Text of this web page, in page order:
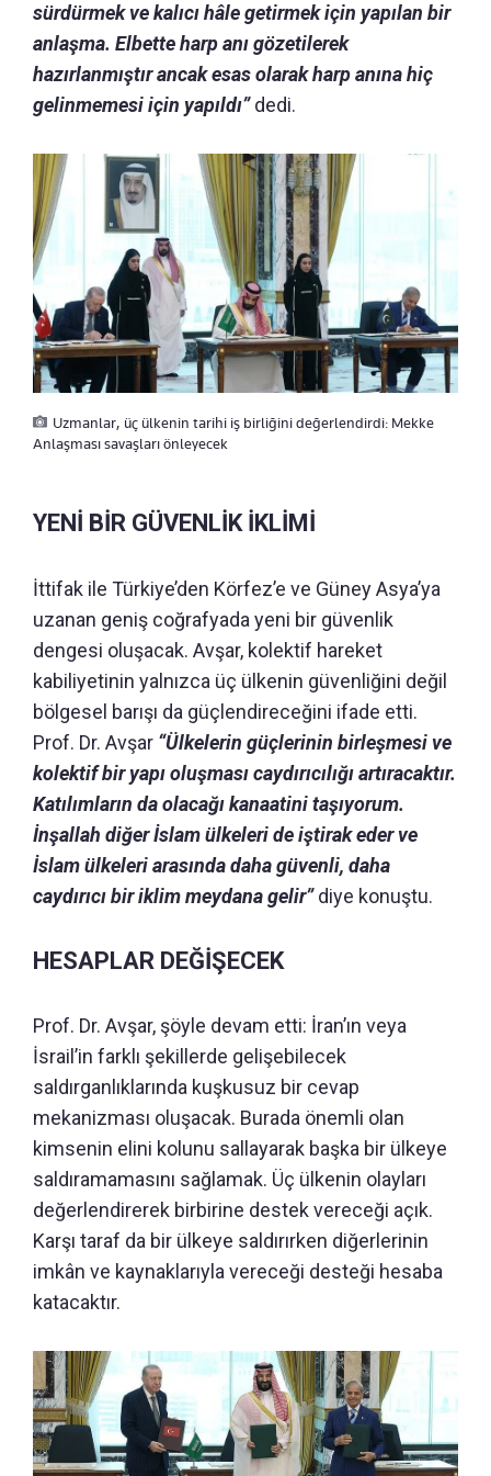
sürdürmek ve kalıcı hâle getirmek için yapılan bir
anlaşma. Elbette harp anı gözetilerek
hazırlanmıştır ancak esas olarak harp anına hiç
gelinmemesi için yapıldı”dedi.
Uzmanlar, üç ülkenin tarihi iş birliğini değerlendirdi: Mekke
Anlaşması savaşları önleyecek
YENİ BİR GÜVENLİK İKLİMİ
İttifak ile Türkiye’den Körfez’e ve Güney Asya’ya
uzanan geniş coğrafyada yeni bir güvenlik
dengesi oluşacak. Avşar, kolektif hareket
kabiliyetinin yalnızca üç ülkenin güvenliğini değil
bölgesel barışı da güçlendireceğini ifade etti.
Prof. Dr. Avşar “Ülkelerin güçlerinin birleşmesi ve
kolektif bir yapı oluşması caydırıcılığı artıracaktır.
Katılımların da olacağı kanaatini taşıyorum.
İnşallah diğer İslam ülkeleri de iştirak eder ve
İslam ülkeleri arasında daha güvenli, daha
caydırıcı bir iklim meydana gelir”diye konuştu.
HESAPLAR DEĞİŞECEK
Prof. Dr. Avşar, şöyle devam etti: İran’ın veya
İsrail’in farklı şekillerde gelişebilecek
saldırganlıklarında kuşkusuz bir cevap
mekanizması oluşacak. Burada önemli olan
kimsenin elini kolunu sallayarak başka bir ülkeye
saldıramamasını sağlamak. Üç ülkenin olayları
değerlendirerek birbirine destek vereceği açık.
Karşı taraf da bir ülkeye saldırırken diğerlerinin
imkân ve kaynaklarıyla vereceği desteği hesaba
katacaktır.